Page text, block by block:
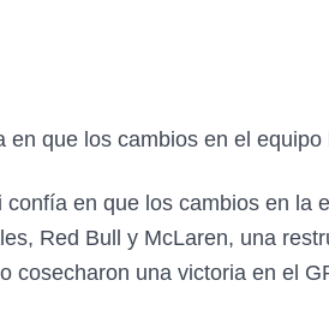
en que los cambios en el
en que los cambios en la
Red Bull y McLaren, una
cosecharon una victoria en el